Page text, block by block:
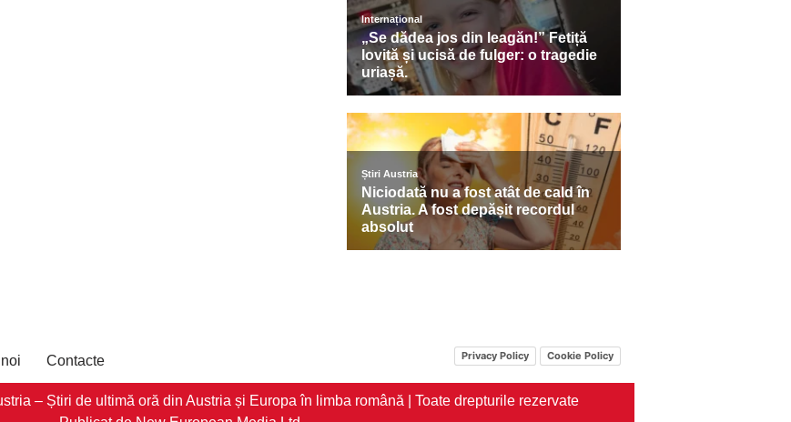
Contacte Privacy Policy Cookie Policy
– Știri de ultimă oră din Austria și Europa în limba română | Toate drepturile rezervate